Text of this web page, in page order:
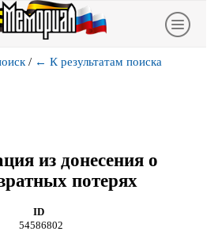
/ ← К результатам поиска
из донесения о
потерях
ID
54586802